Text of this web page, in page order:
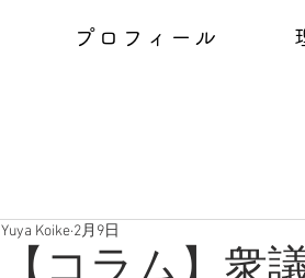
プロフィール
Yuya Koike 2月9日